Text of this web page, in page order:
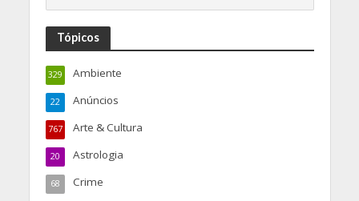
Tópicos
Ambiente
329
Anúncios
22
Arte & Cultura
767
Astrologia
20
Crime
68